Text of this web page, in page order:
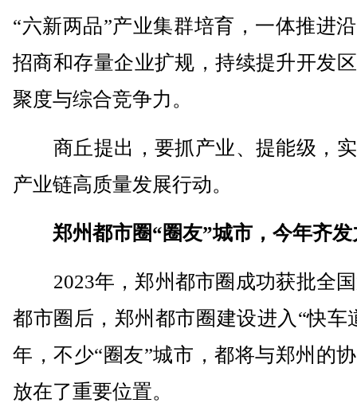
“六新两品”产业集群培育，一体推进
招商和存量企业扩规，持续提升开发
聚度与综合竞争力。
商丘提出，要抓产业、提能级，
产业链高质量发展行动。
郑州都市圈“圈友”城市，今年齐发
2023年，郑州都市圈成功获批全国
都市圈后，郑州都市圈建设进入“快车
年，不少“圈友”城市，都将与郑州的
放在了重要位置。